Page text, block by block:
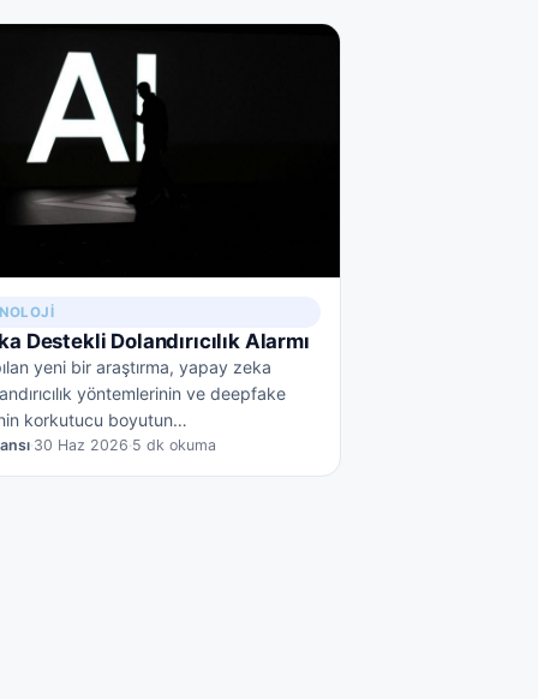
Destekli Dolandırıcılık Alarmı
yeni bir araştırma, yapay zeka
yöntemlerinin ve deepfake
korkutucu boyutun…
·30 Haz 2026·5 dk okuma